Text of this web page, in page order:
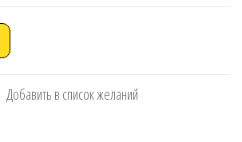
Добавить в список желаний